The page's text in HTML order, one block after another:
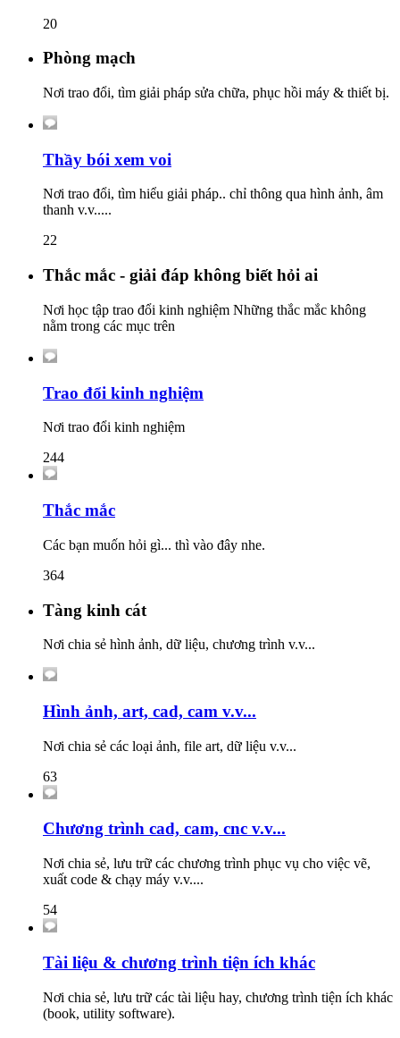
20
Phòng mạch
Nơi trao đổi, tìm giải pháp sửa chữa, phục hồi máy & thiết bị.
Thầy bói xem voi
Nơi trao đổi, tìm hiểu giải pháp.. chỉ thông qua hình ảnh, âm
thanh v.v.....
22
Thắc mắc - giải đáp không biết hỏi ai
Nơi học tập trao đổi kinh nghiệm Những thắc mắc không
nằm trong các mục trên
Trao đổi kinh nghiệm
Nơi trao đổi kinh nghiệm
244
Thắc mắc
Các bạn muốn hỏi gì... thì vào đây nhe.
364
Tàng kinh cát
Nơi chia sẻ hình ảnh, dữ liệu, chương trình v.v...
Hình ảnh, art, cad, cam v.v...
Nơi chia sẻ các loại ảnh, file art, dữ liệu v.v...
63
Chương trình cad, cam, cnc v.v...
Nơi chia sẻ, lưu trữ các chương trình phục vụ cho việc vẽ,
xuất code & chạy máy v.v....
54
Tài liệu & chương trình tiện ích khác
Nơi chia sẻ, lưu trữ các tài liệu hay, chương trình tiện ích khác
(book, utility software).